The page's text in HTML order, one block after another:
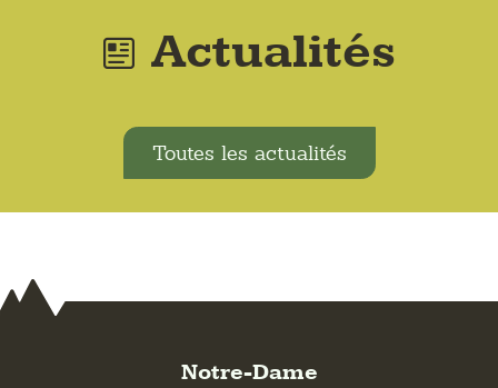
Actualités
Toutes les actualités
Notre-Dame